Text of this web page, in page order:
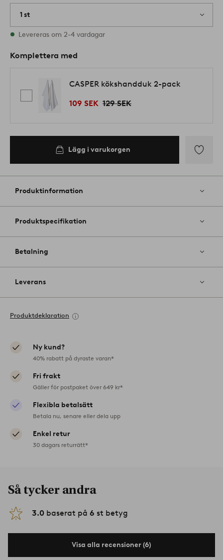
1 st
I lager
Levereras om 2-4 vardagar
Komplettera med
CASPER kökshandduk 2-pack
109 SEK 129 SEK
Lägg i varukorgen
till
favoriter
Produktinformation
Produktspecifikation
Betalning
Leverans
Produktdeklaration
Ny kund?
40% rabatt på dyraste varan*
Fri frakt
Gäller för postpaket över 649 kr*
Flexibla betalsätt
Betala nu, senare eller dela upp
Enkel retur
30 dagars returrätt*
Så tycker andra
3.0 baserat på 6 st betyg
Visa alla recensioner (6)